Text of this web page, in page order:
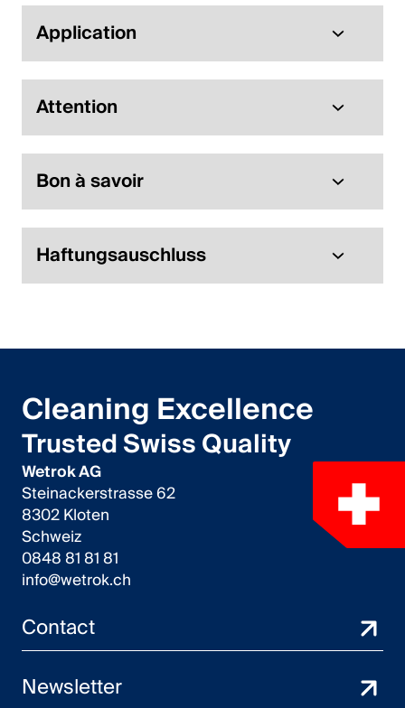
Application
Attention
Bon à savoir
Haftungsauschluss
Cleaning Excellence
Trusted Swiss Quality
Wetrok AG
Steinackerstrasse 62
8302 Kloten
Schweiz
0848 81 81 81
info@wetrok.ch
Contact
Newsletter